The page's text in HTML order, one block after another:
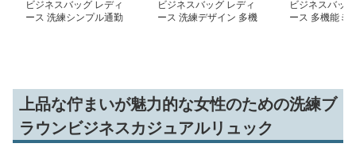
ビジネスバッグ レディ
ース 洗練シンプル通勤
ビジネスバッグ レディ
ース 洗練デザイン 多機
ビジネスバッ
ース 多機能ミ
上品な佇まいが魅力的な女性のための洗練ブ
ラウンビジネスカジュアルリュック